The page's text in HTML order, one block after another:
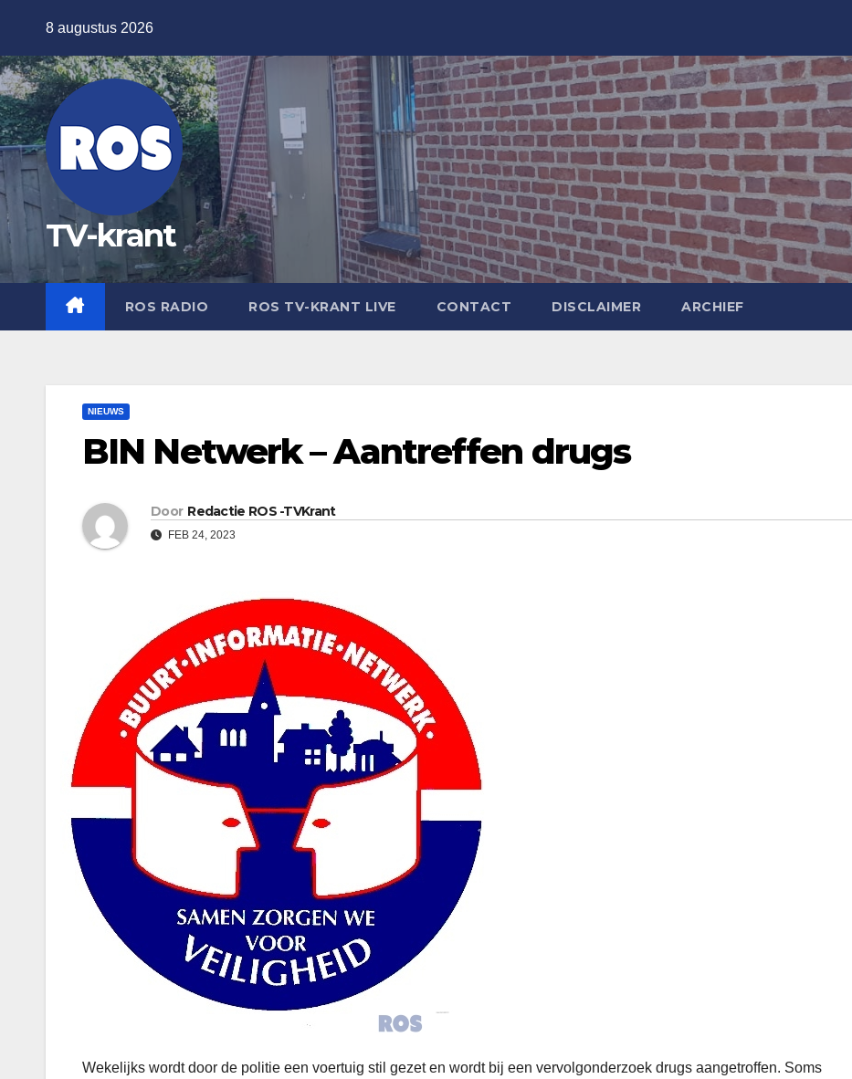
de
inhoud
8 augustus 2026
TV-krant
ROS RADIO ROS TV-KRANT LIVE CONTACT DISCLAIMER ARCHIEF
NIEUWS
BIN Netwerk – Aantreffen drugs
Door Redactie ROS -TVKrant
FEB 24, 2023
Wekelijks wordt door de politie een voertuig stil gezet en wordt bij een vervolgonderzoek drugs aangetroffen. Soms